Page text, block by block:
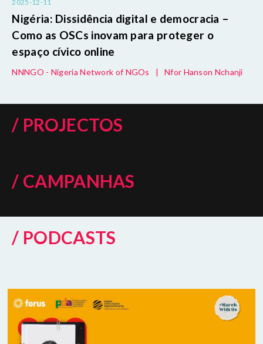
2025-12-11
Nigéria: Dissidência digital e democracia –
Como as OSCs inovam para proteger o
espaço cívico online
NNNGO - Nigeria Network of NGOs | Nfor Hanson Nchanji
/ PROJECTOS
/ CAMPANHAS
/ PODCASTS